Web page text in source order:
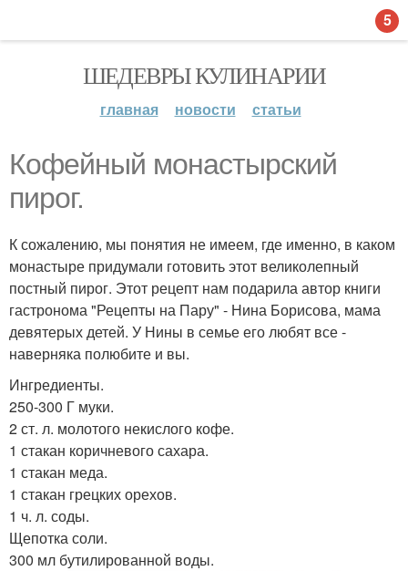
ШЕДЕВРЫ КУЛИНАРИИ
главная новости статьи
Кофейный монастырский
пирог.
К сожалению, мы понятия не имеем, где именно, в каком
монастыре придумали готовить этот великолепный
постный пирог. Этот рецепт нам подарила автор книги
гастронома "Рецепты на Пару" - Нина Борисова, мама
девятерых детей. У Нины в семье его любят все -
наверняка полюбите и вы.
Ингредиенты.
250-300 Г муки.
2 ст. л. молотого некислого кофе.
1 стакан коричневого сахара.
1 стакан меда.
1 стакан грецких орехов.
1 ч. л. соды.
Щепотка соли.
300 мл бутилированной воды.
5